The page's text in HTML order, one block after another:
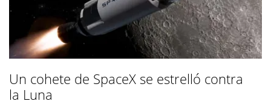
Un cohete de SpaceX se estrelló contra
la Luna